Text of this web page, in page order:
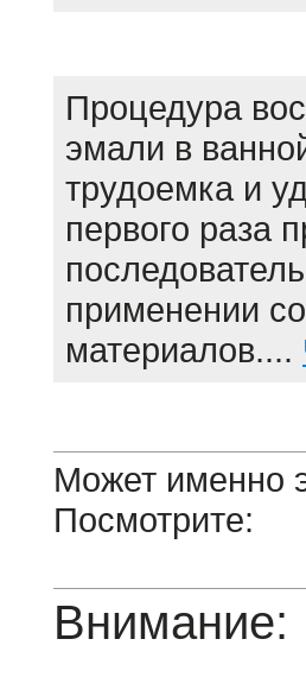
Процедура
эмали в
трудоемка и
первого раза
применении
материалов....
Может именно
Посмотрите:
Внимание: